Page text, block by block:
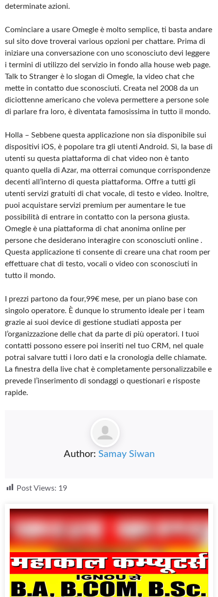
determinate azioni.
Cominciare a usare Omegle è molto semplice, ti basta andare
sul sito dove troverai various opzioni per chattare. Prima di
iniziare una conversazione con uno sconosciuto devi leggere
i termini di utilizzo del servizio in fondo alla house web page.
Talk to Stranger è lo slogan di Omegle, la video chat che
mette in contatto due sconosciuti. Creata nel 2008 da un
diciottenne americano che voleva permettere a persone sole
di parlare fra loro, è diventata famosissima in tutto il mondo.
Holla – Sebbene questa applicazione non sia disponibile sui
dispositivi iOS, è popolare tra gli utenti Android. Sì, la base di
utenti su questa piattaforma di chat video non è tanto
quanto quella di Azar, ma otterrai comunque corrispondenze
decenti all’interno di questa piattaforma. Offre a tutti gli
utenti servizi gratuiti di chat vocale, di testo e video. Inoltre,
puoi acquistare servizi premium per aumentare le tue
possibilità di entrare in contatto con la persona giusta.
Omegle è una piattaforma di chat anonima online per
persone che desiderano interagire con sconosciuti online .
Questa applicazione ti consente di creare una chat room per
effettuare chat di testo, vocali o video con sconosciuti in
tutto il mondo.
I prezzi partono da four,99€ mese, per un piano base con
singolo operatore. È dunque lo strumento ideale per i team
grazie ai suoi device di gestione studiati apposta per
l’organizzazione delle chat da parte di più operatori. I tuoi
contatti possono essere poi inseriti nel tuo CRM, nel quale
potrai salvare tutti i loro dati e la cronologia delle chiamate.
La finestra della live chat è completamente personalizzabile e
prevede l’inserimento di sondaggi o questionari e risposte
rapide.
Author: Samay Siwan
Post Views: 19